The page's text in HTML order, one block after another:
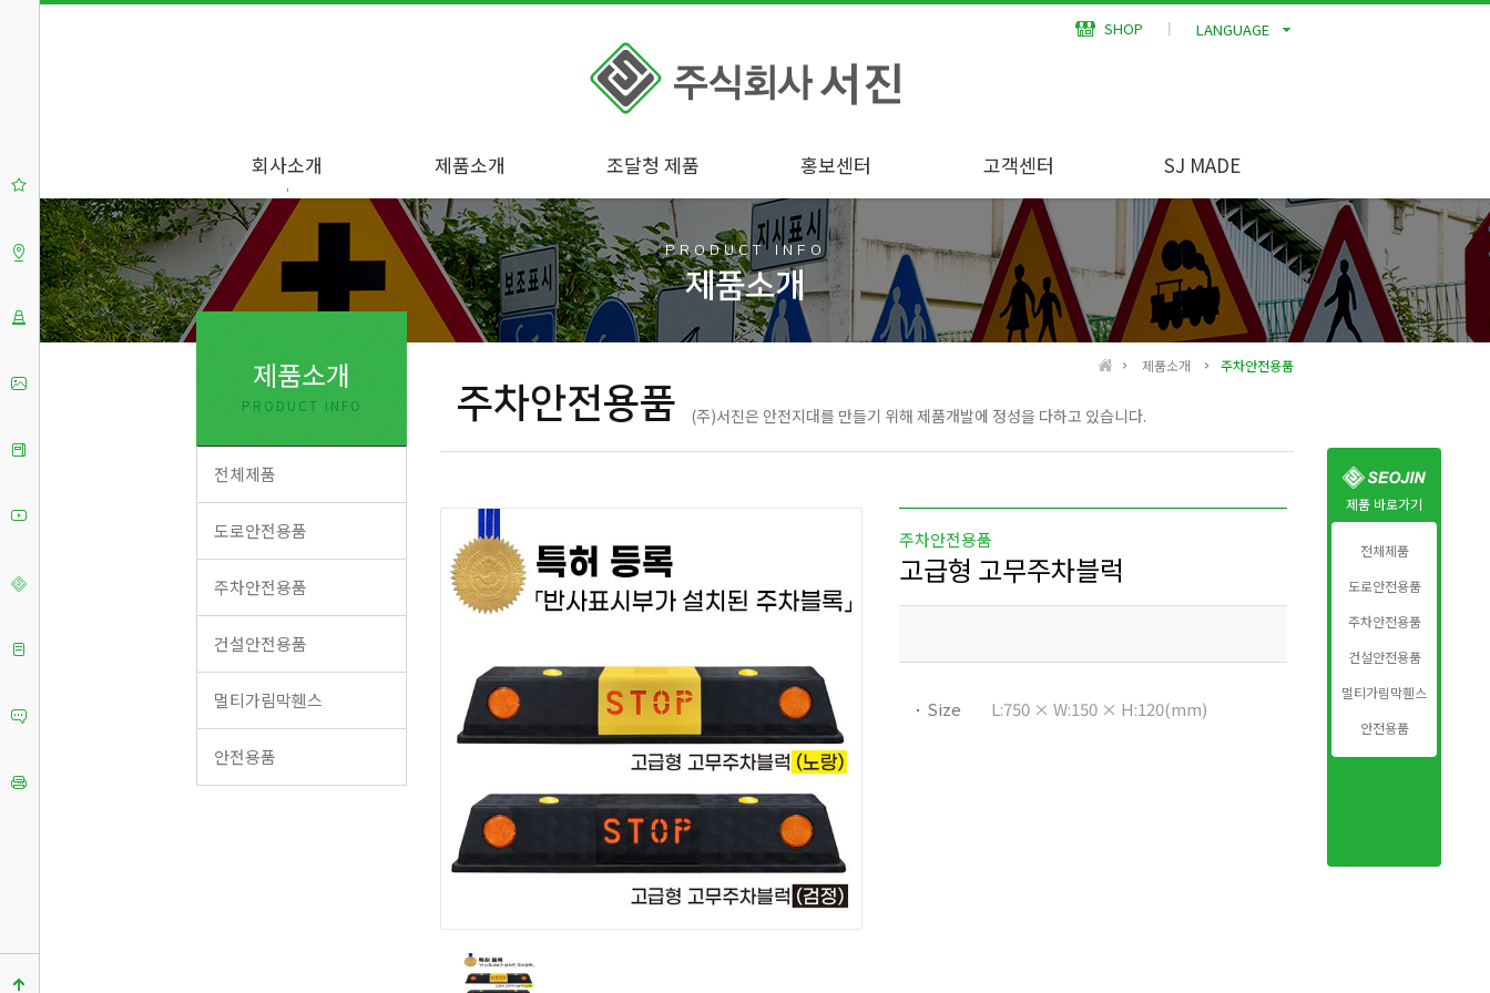
SHOP ┃
회사소개 제품소개 조달청 제품 홍보센터 고객센터 SJ MADE
제품 바로가기
전체제품
도로안전용품
주차안전용품
건설안전용품
멀티가림막휀스
안전용품
제품소개
PRODUCT INFO
전체제품
도로안전용품
주차안전용품
건설안전용품
멀티가림막휀스
안전용품
PRODUCT INFO
제품소개
제품소개 주차안전용품
주차안전용품 (주)서진은 안전지대를 만들기 위해 제품개발에 정성을 다하고 있습니다.
주차안전용품
고급형 고무주차블럭
Size L:750 × W:150 × H:120(mm)